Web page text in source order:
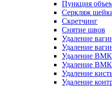
Пункция
Серкляж
Скретчинг
Снятие швов
Удаление
Удаление
Удаление ВМК
Удаление ВМК
Удаление
Удаление